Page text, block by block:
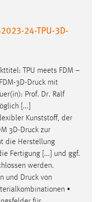
24-TPU-3D-
TPU meets FDM –
3D-Druck mit
Prof. Dr. Ralf
[...]
Kunststoff, der
3D-Druck zur
die Herstellung
Fertigung [...] und ggf.
werden.
und Druck von
•